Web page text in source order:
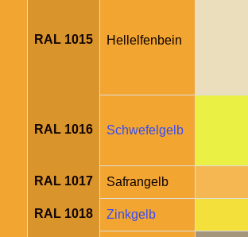
RAL 1015 Hellelfenbein
RAL 1016 Schwefelgelb
RAL 1017 Safrangelb
RAL 1018 Zinkgelb